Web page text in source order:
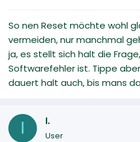
So nen Reset möchte wohl
vermeiden, nur manchmal
ja, es stellt sich halt die
Softwarefehler ist. Tippe
dauert halt auch, bis mans
I I.
User